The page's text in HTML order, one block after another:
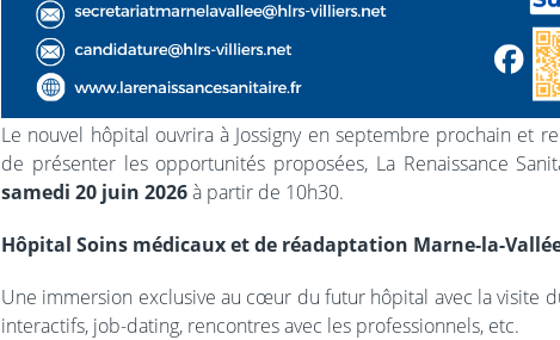
Le nouvel hôpital ouvrira à Jossigny en septembre prochain et
de présenter les opportunités proposées, La Renaissance
samedi 20 juin 2026à partir de 10h30.
Hôpital Soins médicaux et de réadaptation Marne-la-
Une immersion exclusive au cœur du futur hôpital avec la visite
interactifs, job-dating, rencontres avec les professionnels, etc.